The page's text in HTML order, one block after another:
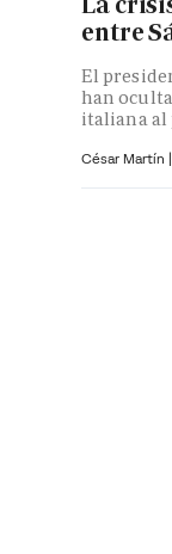
entre
El
han
italiana al
César Martín |